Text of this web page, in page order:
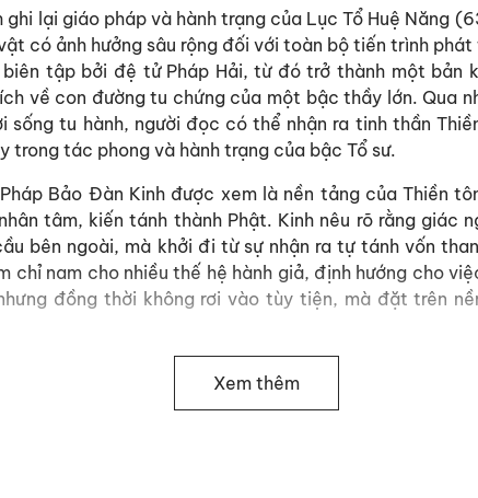
ghi lại giáo pháp và hành trạng của Lục Tổ Huệ Năng
có ảnh hưởng sâu rộng đối với toàn bộ tiến trình
tập bởi đệ tử Pháp Hải, từ đó trở thành một bản
về con đường tu chứng của một bậc thầy lớn. Qua
sống tu hành, người đọc có thể nhận ra tinh thần
trong tác phong và hành trạng của bậc Tổ sư.
Bảo Đàn Kinh được xem là nền tảng của Thiền
tâm, kiến tánh thành Phật. Kinh nêu rõ rằng giác
bên ngoài, mà khởi đi từ sự nhận ra tự tánh vốn
chỉ nam cho nhiều thế hệ hành giả, định hướng cho
đồng thời không rơi vào tùy tiện, mà đặt trên
Xem thêm